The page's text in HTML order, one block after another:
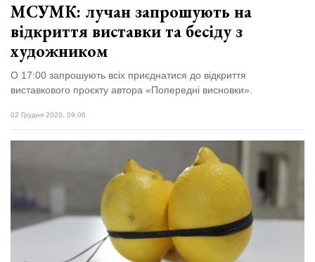
МСУМК: лучан запрошують на
відкриття виставки та бесіду з
художником
О 17:00 запрошують всіх приєднатися до відкриття
виставкового проєкту автора «Попередні висновки».
02 Грудня 2020, 09:06